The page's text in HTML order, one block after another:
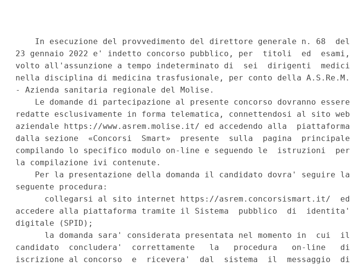
    In esecuzione del provvedimento del direttore generale n. 68  del
23 gennaio 2022 e' indetto concorso pubblico, per  titoli  ed  esami,
volto all'assunzione a tempo indeterminato di  sei  dirigenti  medici
nella disciplina di medicina trasfusionale, per conto della A.S.Re.M.
- Azienda sanitaria regionale del Molise.
    Le domande di partecipazione al presente concorso dovranno essere
redatte esclusivamente in forma telematica, connettendosi al sito web
aziendale https://www.asrem.molise.it/ ed accedendo alla  piattaforma
dalla sezione  «Concorsi  Smart»  presente  sulla  pagina  principale
compilando lo specifico modulo on-line e seguendo le  istruzioni  per
la compilazione ivi contenute.
    Per la presentazione della domanda il candidato dovra' seguire la
seguente procedura:
      collegarsi al sito internet https://asrem.concorsismart.it/  ed
accedere alla piattaforma tramite il Sistema  pubblico  di  identita'
digitale (SPID);
      la domanda sara' considerata presentata nel momento in  cui  il
candidato  concludera'  correttamente   la   procedura   on-line   di
iscrizione al concorso  e  ricevera'  dal  sistema  il  messaggio  di